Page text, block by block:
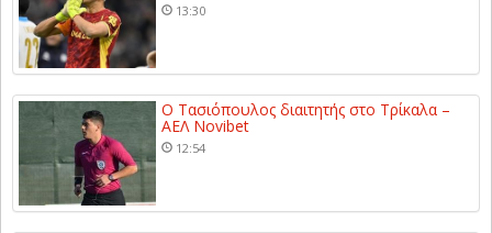
13:30
Ο Τασιόπουλος διαιτητής στο Τρίκαλα –
ΑΕΛ Novibet
12:54